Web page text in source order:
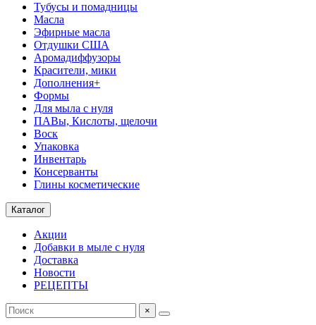
Тубусы и помадницы
Масла
Эфирные масла
Отдушки США
Аромадиффузоры
Красители, мики
Дополнения+
Формы
Для мыла с нуля
ПАВы, Кислоты, щелочи
Воск
Упаковка
Инвентарь
Консерванты
Глины косметические
Каталог
Акции
Добавки в мыле с нуля
Доставка
Новости
РЕЦЕПТЫ
×